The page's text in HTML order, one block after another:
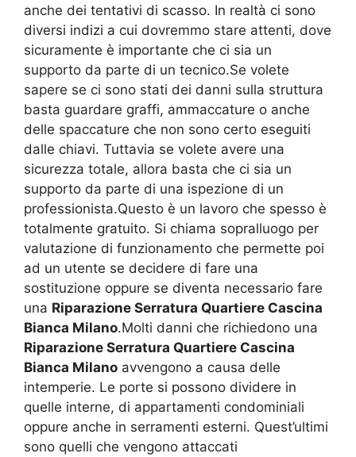
anche dei tentativi di scasso. In realtà ci sono
diversi indizi a cui dovremmo stare attenti, dove
sicuramente è importante che ci sia un
supporto da parte di un tecnico.Se volete
sapere se ci sono stati dei danni sulla struttura
basta guardare graffi, ammaccature o anche
delle spaccature che non sono certo eseguiti
dalle chiavi. Tuttavia se volete avere una
sicurezza totale, allora basta che ci sia un
supporto da parte di una ispezione di un
professionista.Questo è un lavoro che spesso è
totalmente gratuito. Si chiama sopralluogo per
valutazione di funzionamento che permette poi
ad un utente se decidere di fare una
sostituzione oppure se diventa necessario fare
una Riparazione Serratura Quartiere Cascina
Bianca Milano.Molti danni che richiedono una
Riparazione Serratura Quartiere Cascina
Bianca Milano avvengono a causa delle
intemperie. Le porte si possono dividere in
quelle interne, di appartamenti condominiali
oppure anche in serramenti esterni. Quest’ultimi
sono quelli che vengono attaccati